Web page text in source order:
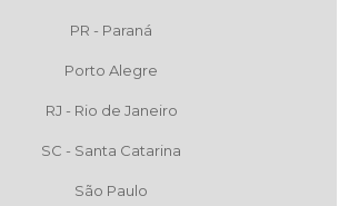
PR - Paraná
Porto Alegre
RJ - Rio de Janeiro
SC - Santa Catarina
São Paulo